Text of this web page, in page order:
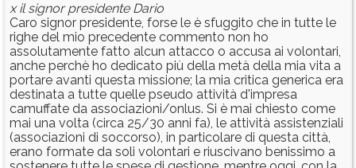
x il signor presidente Dario
Caro signor presidente, forse le è sfuggito che in tutte le
righe del mio precedente commento non ho
assolutamente fatto alcun attacco o accusa ai volontari,
anche perchè ho dedicato più della metà della mia vita a
portare avanti questa missione; la mia critica generica era
destinata a tutte quelle pseudo attività d'impresa
camuffate da associazioni/onlus. Si è mai chiesto come
mai una volta (circa 25/30 anni fa), le attività assistenziali
(associazioni di soccorso), in particolare di questa città,
erano formate da soli volontari e riuscivano benissimo a